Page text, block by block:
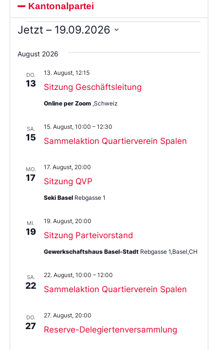
Kantonalpartei
Jetzt – 19.09.2026
Sie
das
aus.
August 2026
DO.
13 Sitzung Geschäftsleitung
13. August, 12:15
Online per Zoom ,Schweiz
SA.
15 Sammelaktion Quartierverein Spalen
15. August, 10:00 – 12:30
MO.
17 Sitzung QVP
17. August, 20:00
Seki Basel Rebgasse 1
MI.
19 Sitzung Parteivorstand
19. August, 20:00
Gewerkschaftshaus Basel-Stadt Rebgasse 1,Basel,CH
SA.
22 Sammelaktion Quartierverein Spalen
22. August, 10:00 – 12:00
DO.
27 Reserve-Delegiertenversammlung
27. August, 20:00